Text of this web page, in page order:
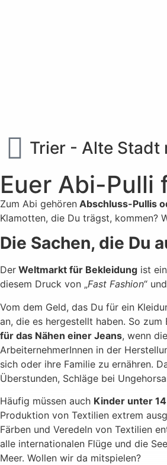
Trier - Alte
Euer Abi-Pulli
Zum Abi gehören Abschluss-Pullis
Klamotten, die Du trägst, kommen?
Die Sachen, die Du
Der Weltmarkt für Bekleidung ist
diesem Druck von „Fast Fashion“
Vom dem Geld, das Du für ein
an, die es hergestellt haben. So zum
für das Nähen einer Jeans, wenn
ArbeiternehmerInnen in der
sich oder ihre Familie zu ernähren.
Überstunden, Schläge bei
Häufig müssen auch Kinder unter
Produktion von Textilien extrem
Färben und Veredeln von Textilien
alle internationalen Flüge und die
Meer. Wollen wir da mitspielen?